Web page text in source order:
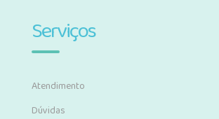
Serviços
Atendimento
Dúvidas